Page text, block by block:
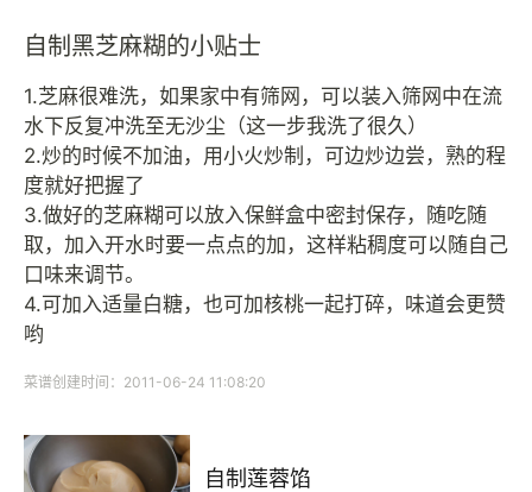
自制黑芝麻糊的小贴士
1.芝麻很难洗，如果家中有筛网，可以装入筛网中在流
水下反复冲洗至无沙尘（这一步我洗了很久）
2.炒的时候不加油，用小火炒制，可边炒边尝，熟的程
度就好把握了
3.做好的芝麻糊可以放入保鲜盒中密封保存，随吃随
取，加入开水时要一点点的加，这样粘稠度可以随自己
口味来调节。
4.可加入适量白糖，也可加核桃一起打碎，味道会更赞
哟
菜谱创建时间：2011-06-24 11:08:20
自制莲蓉馅